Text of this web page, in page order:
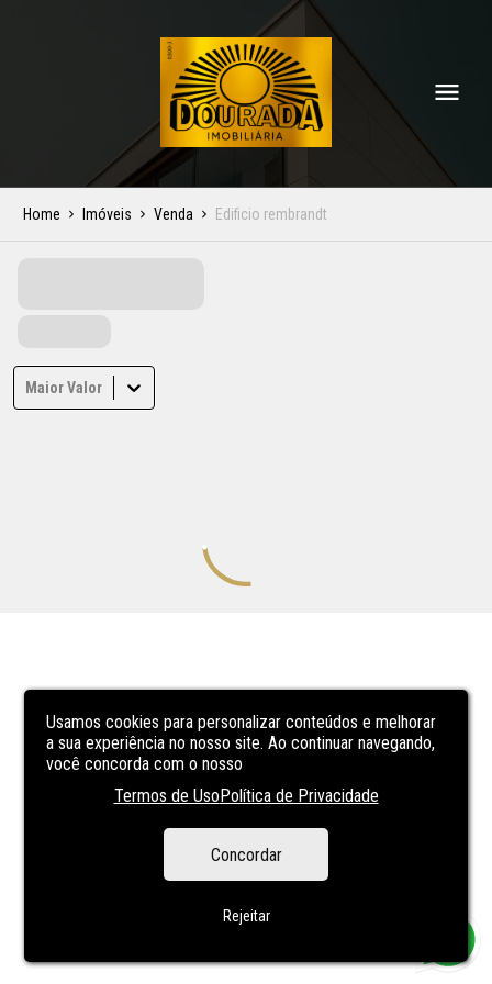
Usamos cookies para personalizar conteúdos e melhorar
a sua experiência no nosso site. Ao continuar navegando,
você concorda com o nosso
Termos de UsoPolítica de Privacidade
Concordar
Rejeitar
Home Imóveis Venda Edificio rembrandt
Maior Valor